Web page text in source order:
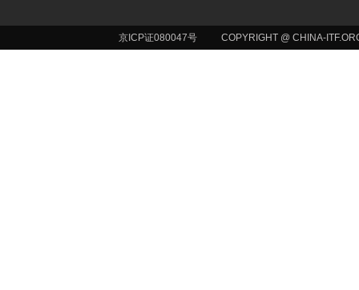
京ICP证080047号 COPYRIGHT @ CHINA-